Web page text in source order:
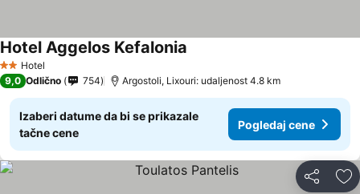
2 Zvezdice
Hotel
Hotel Aggelos Kefalonia
9,0 Odlično 754 Argostoli, Lixouri: udaljenost 4.8 km
Izaberi datume da bi se prikazale
tačne cene
Pogledaj cene
Deli